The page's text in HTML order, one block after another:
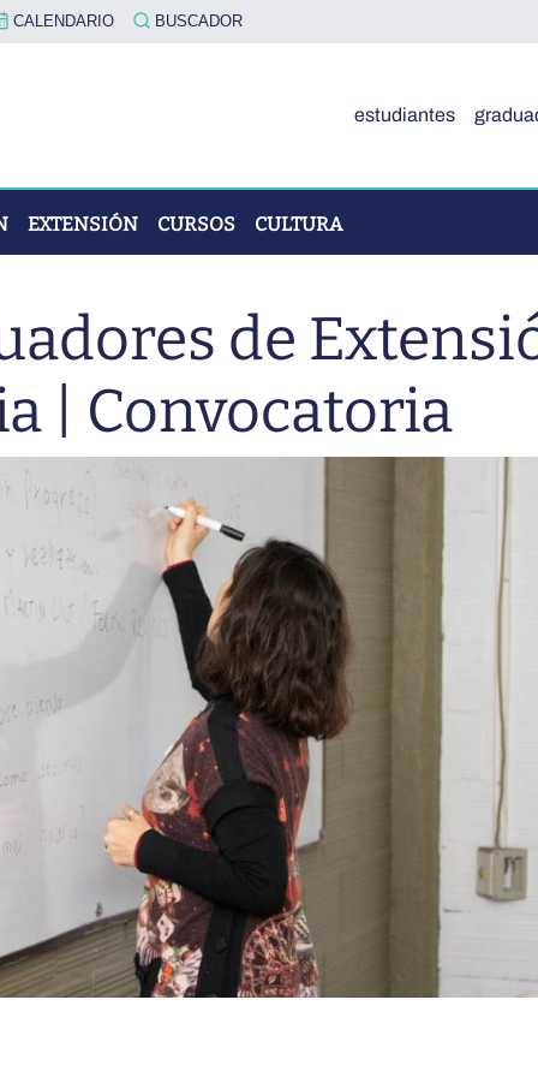
CALENDARIO BUSCADOR
estudiantes
EXTENSIÓN CURSOS CULTURA
de
| Convocatoria